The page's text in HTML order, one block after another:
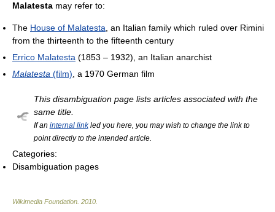
Malatesta may refer to:
The House of Malatesta , an Italian family which ruled over Rimini
from the thirteenth to the fifteenth century
Errico Malatesta (1853 – 1932), an Italian anarchist
Malatesta (film) , a 1970 German film
This disambiguation page lists articles associated with the
same title.
If an internal linkled you here, you may wish to change the link to
point directly to the intended article.
Categories:
Disambiguation pages
Wikimedia Foundation 2010